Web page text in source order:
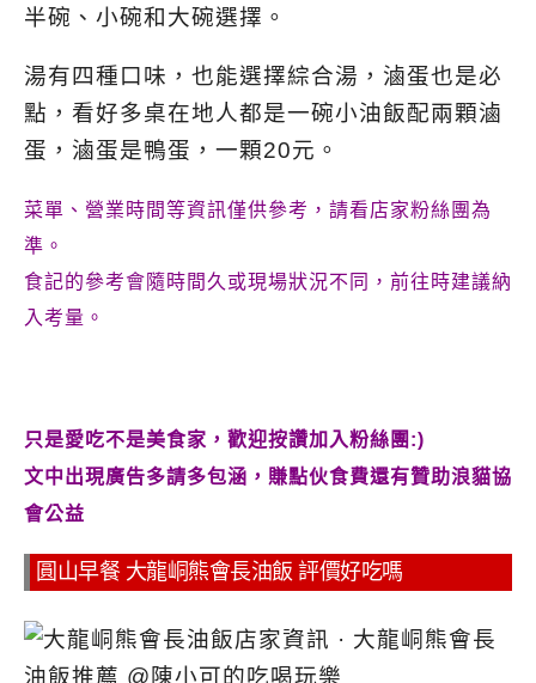
半碗、小碗和大碗選擇。
湯有四種口味，也能選擇綜合湯， 滷蛋也是必
點， 看好多桌在地人都是一碗小油飯配兩顆滷
蛋，滷蛋是鴨蛋，一顆20元。
菜單、營業時間等資訊僅供參考，請看店家粉絲團為
準。
食記的參考會隨時間久或現場狀況不同，前往時建議納
入考量。
只是愛吃不是美食家，歡迎按讚加入粉絲團:)
文中出現廣告多請多包涵，賺點伙食費還有贊助浪貓協
會公益
圓山早餐 大龍峒熊會長油飯 評價好吃嗎